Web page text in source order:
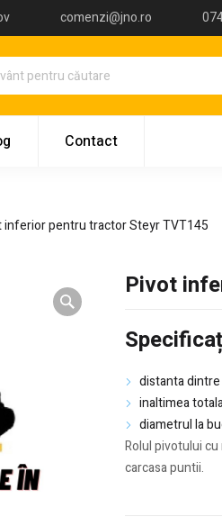
comenzi@jno.ro
Contact
inferior pentru tractor Steyr TVT145
Pivot
distanta
inaltimea
diametrul la
Rolul pivotului
carcasa puntii.